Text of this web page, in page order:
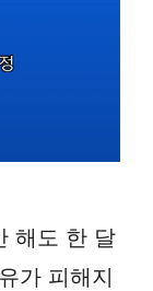
해도 한 달
가 피해지